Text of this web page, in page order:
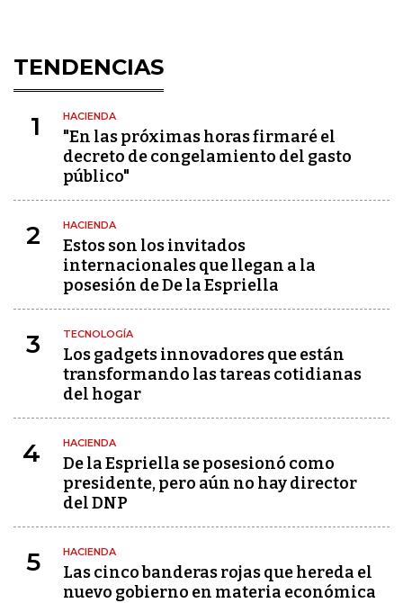
TENDENCIAS
1 HACIENDA
"En las próximas horas firmaré el
decreto de congelamiento del gasto
público"
2 HACIENDA
Estos son los invitados
internacionales que llegan a la
posesión de De la Espriella
3 TECNOLOGÍA
Los gadgets innovadores que están
transformando las tareas cotidianas
del hogar
4 HACIENDA
De la Espriella se posesionó como
presidente, pero aún no hay director
del DNP
5 HACIENDA
Las cinco banderas rojas que hereda el
nuevo gobierno en materia económica